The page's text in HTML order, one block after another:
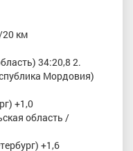
20 км
34:20,8 2.
Мордовия)
+1,0
область /
+1,6